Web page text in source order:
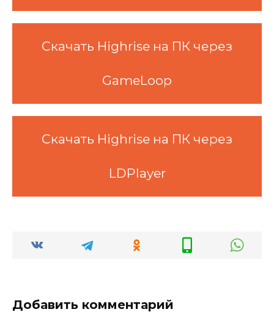
Скачать Highrise на ПК через
GameLoop
Скачать Highrise на ПК через
LDPlayer
Добавить комментарий